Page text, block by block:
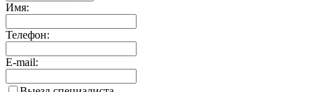
Имя:
Телефон:
E-mail: